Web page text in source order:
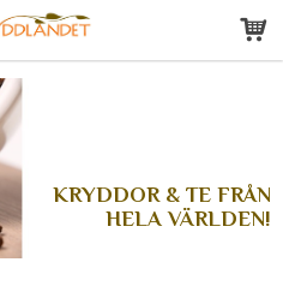
tillagd i varukorgen
KRYDDOR & TE FRÅN
HELA VÄRLDEN!